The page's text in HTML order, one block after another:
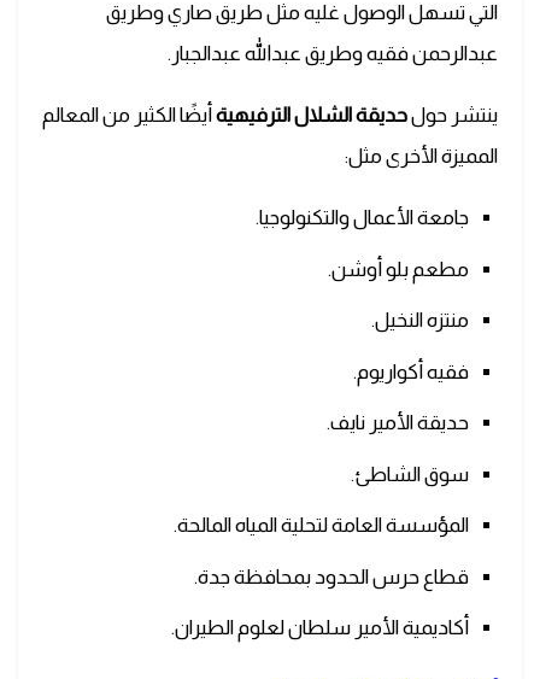
التي تسهل الوصول غليه مثل طريق صاري وطريق
عبدالرحمن فقيه وطريق عبدالله عبدالجبار.
ينتشر حولحديقة الشلال الترفيهية أيضًا الكثير من المعالم
المميزة الأخرى مثل:
جامعة الأعمال والتكنولوجيا.
مطعم بلو أوشن.
منتزه النخيل.
فقيه أكواريوم.
حديقة الأمير نايف.
سوق الشاطئ.
المؤسسة العامة لتحلية المياه المالحة.
قطاع حرس الحدود بمحافظة جدة.
أكاديمية الأمير سلطان لعلوم الطيران.